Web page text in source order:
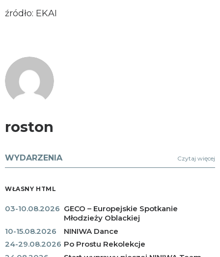
źródło: EKAI
roston
WYDARZENIA Czytaj więcej
WŁASNY HTML
03-10.08.2026 GECO – Europejskie Spotkanie
Młodzieży Oblackiej
10-15.08.2026
NINIWA Dance
24-29.08.2026 Po Prostu Rekolekcje